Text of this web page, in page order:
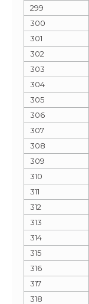
299
300
301
302
303
304
305
306
307
308
309
310
311
312
313
314
315
316
317
318